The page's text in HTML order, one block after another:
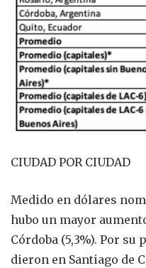
CIUDAD POR CIUDAD
Medido en dólares
hubo un mayor
Córdoba (5,3%). Por su
dieron en Santiago de